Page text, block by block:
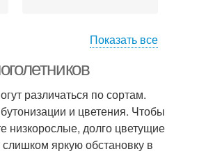
Показать все
различаться по сортам.
и цветения. Чтобы
низкорослые, долго цветущие
яркую обстановку в